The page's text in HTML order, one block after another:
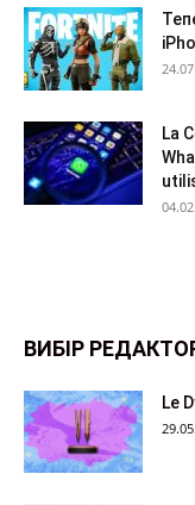
La
ВИБІР
Le